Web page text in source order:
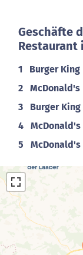
Geschäfte
Restaurant
1 Burger King
2 McDonald's
3 Burger King
4 McDonald's
5 McDonald's